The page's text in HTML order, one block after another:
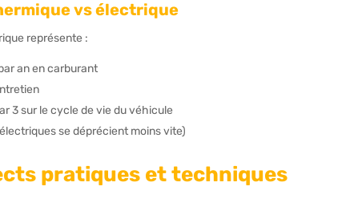
vs électrique
représente :
an en carburant
3 sur le cycle de vie du véhicule
se déprécient moins vite)
pratiques et techniques